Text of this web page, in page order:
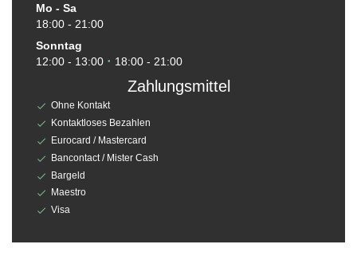
Mo - Sa
18:00 - 21:00
Sonntag
12:00 - 13:00 • 18:00 - 21:00
Zahlungsmittel
Ohne Kontakt
Kontaktloses Bezahlen
Eurocard / Mastercard
Bancontact / Mister Cash
Bargeld
Maestro
Visa